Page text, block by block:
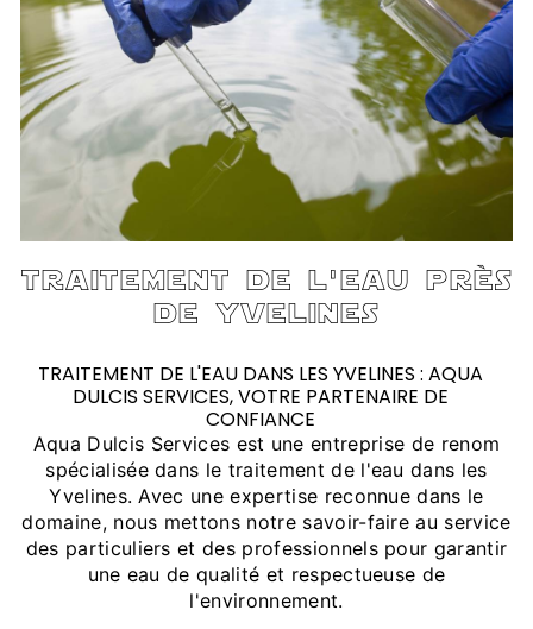
traitement de l'eau près
de yvelines
TRAITEMENT DE L'EAU DANS LES YVELINES : AQUA
DULCIS SERVICES, VOTRE PARTENAIRE DE
CONFIANCE
Aqua Dulcis Services est une entreprise de renom
spécialisée dans le traitement de l'eau dans les
Yvelines. Avec une expertise reconnue dans le
domaine, nous mettons notre savoir-faire au service
des particuliers et des professionnels pour garantir
une eau de qualité et respectueuse de
l'environnement.